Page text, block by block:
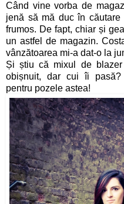
Când vine vorba de
jenă să mă duc în
frumos. De fapt, chiar și
un astfel de magazin.
vânzătoarea mi-a dat-o la
Și știu că mixul de
obișnuit, dar cui îi pasă?
pentru pozele astea!